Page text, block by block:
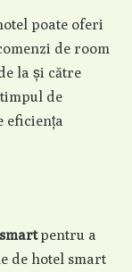
poate oferi
de room
la și către
de
eficiența
smartpentru a
de hotel smart